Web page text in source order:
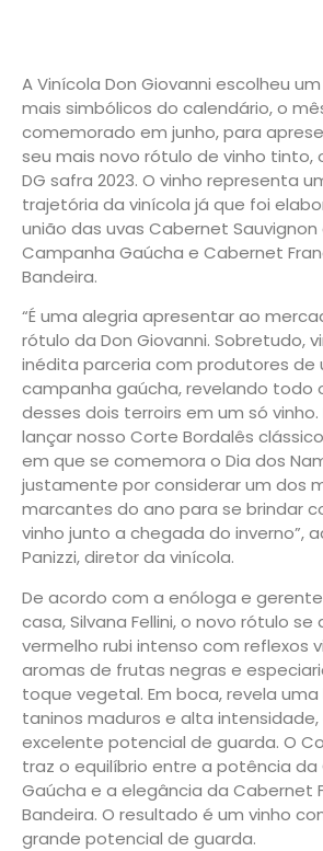
A Vinícola Don Giovanni escolheu
mais simbólicos do calendário, o
comemorado em junho, para
seu mais novo rótulo de vinho tinto,
DG safra 2023. O vinho representa
trajetória da vinícola já que foi
união das uvas Cabernet
Campanha Gaúcha e Cabernet
Bandeira.
“É uma alegria apresentar ao
rótulo da Don Giovanni. Sobretudo,
inédita parceria com produtores de
campanha gaúcha, revelando todo
desses dois terroirs em um só vinho.
lançar nosso Corte Bordalês
em que se comemora o Dia dos
justamente por considerar um dos
marcantes do ano para se brindar
vinho junto a chegada do inverno”,
Panizzi, diretor da vinícola.
De acordo com a enóloga e
casa, Silvana Fellini, o novo rótulo
vermelho rubi intenso com reflexos
aromas de frutas negras e
toque vegetal. Em boca, revela
taninos maduros e alta
excelente potencial de guarda. O
traz o equilíbrio entre a potência da
Gaúcha e a elegância da Cabernet
Bandeira. O resultado é um vinho
grande potencial de guarda.